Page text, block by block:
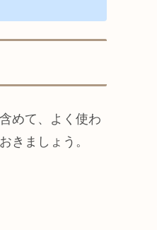
めて、よく使わ
きましょう。